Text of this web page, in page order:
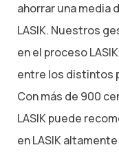
ahorrar una media
LASIK. Nuestros
en el proceso
entre los distintos
Con más de 900
LASIK puede
en LASIK